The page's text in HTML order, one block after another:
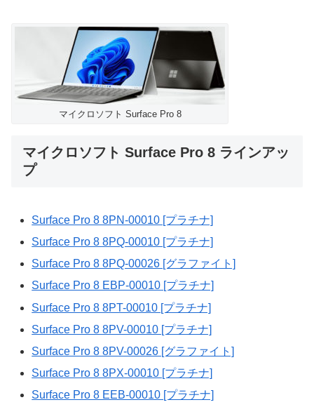
マイクロソフト Surface Pro 8
マイクロソフト Surface Pro 8 ラインアッ
プ
Surface Pro 8 8PN-00010 [プラチナ]
Surface Pro 8 8PQ-00010 [プラチナ]
Surface Pro 8 8PQ-00026 [グラファイト]
Surface Pro 8 EBP-00010 [プラチナ]
Surface Pro 8 8PT-00010 [プラチナ]
Surface Pro 8 8PV-00010 [プラチナ]
Surface Pro 8 8PV-00026 [グラファイト]
Surface Pro 8 8PX-00010 [プラチナ]
Surface Pro 8 EEB-00010 [プラチナ]